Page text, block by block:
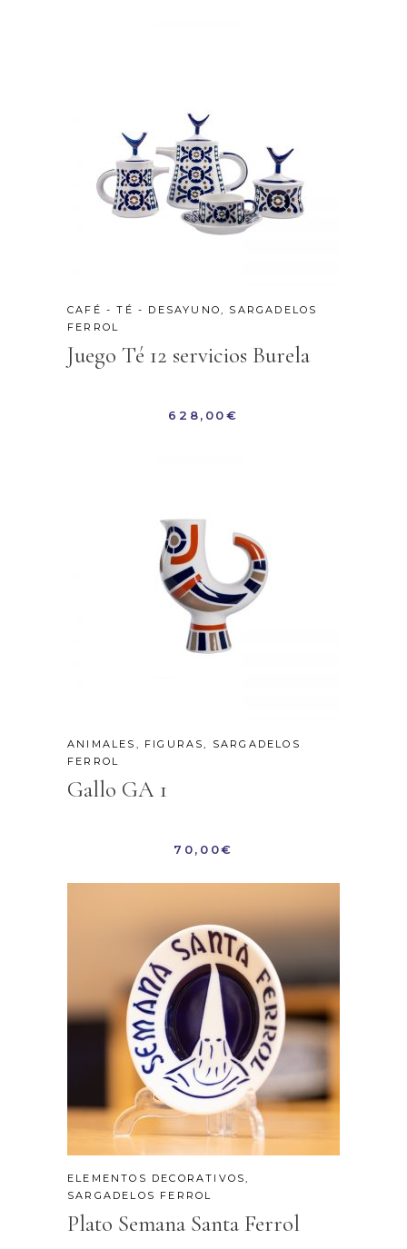
CAFÉ - TÉ - DESAYUNO, SARGADELOS
FERROL
Juego Té 12 servicios Burela
628,00€
ANIMALES , FIGURAS, SARGADELOS
FERROL
Gallo GA 1
70,00€
ELEMENTOS DECORATIVOS,
SARGADELOS FERROL
Plato Semana Santa Ferrol